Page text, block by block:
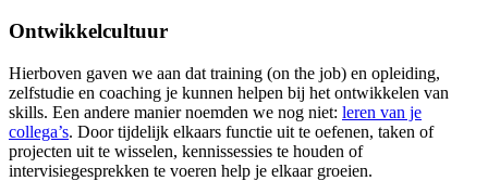
Ontwikkelcultuur
Hierboven gaven we aan dat training (on the job) en opleiding,
zelfstudie en coaching je kunnen helpen bij het ontwikkelen van
skills. Een andere manier noemden we nog niet: leren van je
collega’s. Door tijdelijk elkaars functie uit te oefenen, taken of
projecten uit te wisselen, kennissessies te houden of
intervisiegesprekken te voeren help je elkaar groeien.